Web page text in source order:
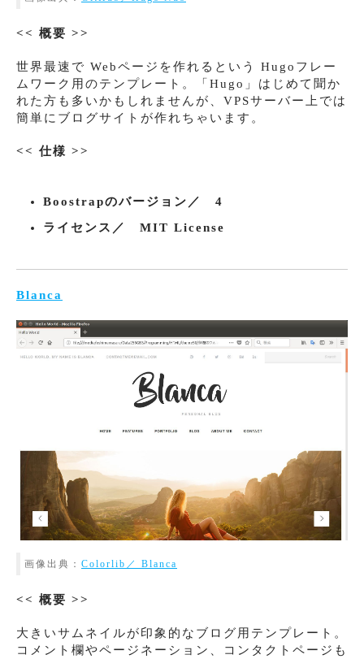
<< 概要 >>
世界最速で Webページを作れるという Hugoフレー
ムワーク用のテンプレート。「Hugo」はじめて聞か
れた方も多いかもしれませんが、VPSサーバー上では
簡単にブログサイトが作れちゃいます。
<< 仕様 >>
Boostrapのバージョン／ 4
ライセンス／ MIT License
Blanca
画像出典： Colorlib／ Blanca
<< 概要 >>
大きいサムネイルが印象的なブログ用テンプレート。
コメント欄やページネーション、コンタクトページも